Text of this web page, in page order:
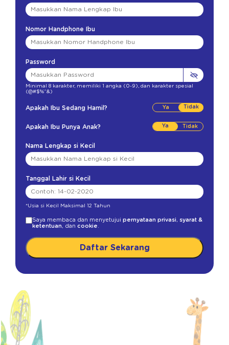
Nomor Handphone Ibu
Password
Minimal 8 karakter, memiliki 1 angka (0-9) , dan karakter spesial
(@#$%^&)
Apakah Ibu Sedang Hamil? Tidak
Apakah Ibu Punya Anak? Ya
Nama Lengkap si Kecil
Tanggal Lahir si Kecil
*Usia si Kecil Maksimal 12 Tahun
Saya membaca dan menyetujui pernyataan privasi, syarat &
ketentuan, dan cookie
Daftar Sekarang